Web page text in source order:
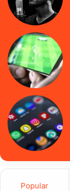
Popular